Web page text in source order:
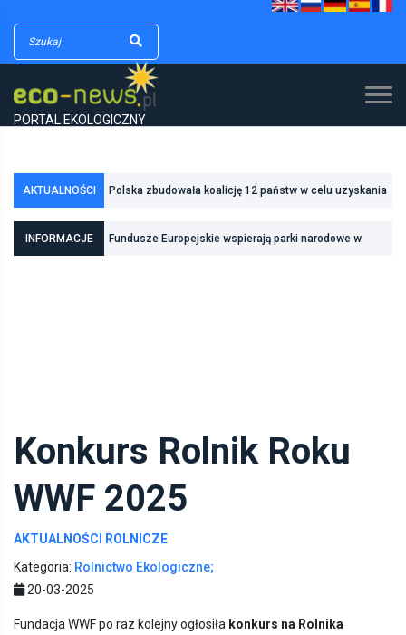
PORTAL EKOLOGICZNY
AKTUALNOŚCI
inwestycjom w zielono-niebieską infrastrukturę
energetyczną
INFORMACJE Fundusze Europejskie wspierają parki narodowe w
Konkurs Rolnik Roku
WWF 2025
AKTUALNOŚCI ROLNICZE
Kategoria: Rolnictwo Ekologiczne;
20-03-2025
Fundacja WWF po raz kolejny ogłosiła konkurs na Rolnika